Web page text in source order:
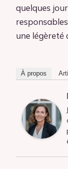
quelques
une légèreté
À propos